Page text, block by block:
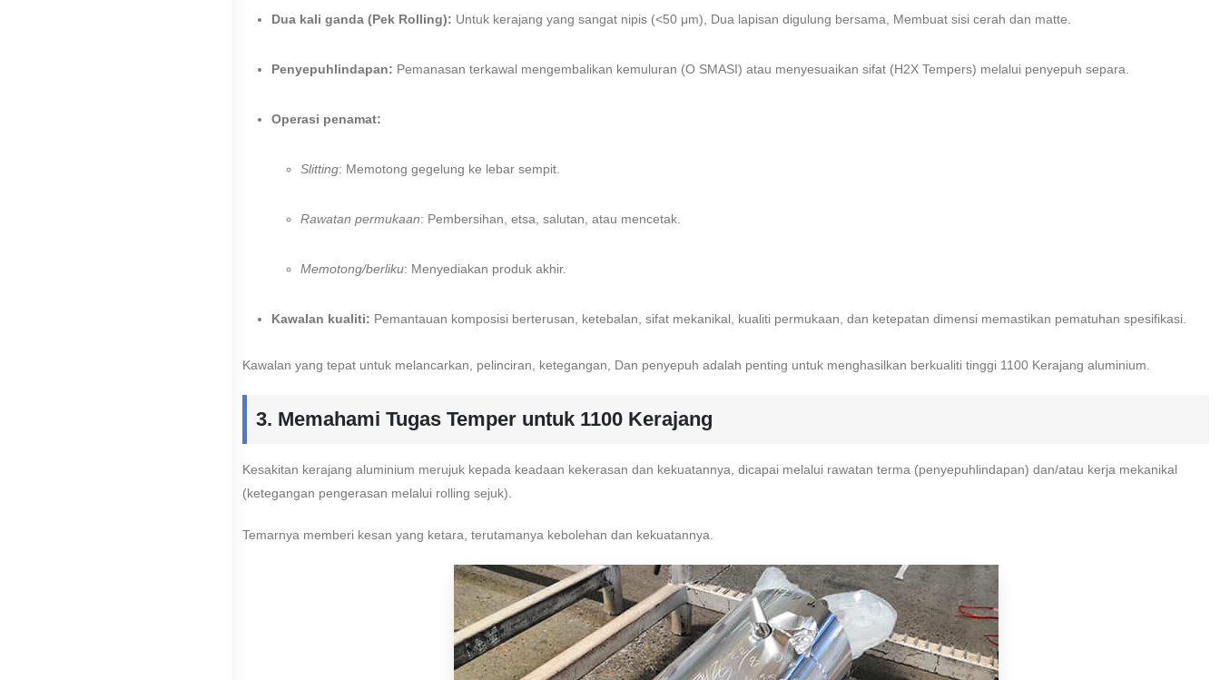
Dua kali ganda (Pek Rolling): Untuk kerajang yang sangat nipis (<50 μm), Dua lapisan digulung bersama, Membuat sisi cerah dan matte.
Penyepuhlindapan: Pemanasan terkawal mengembalikan kemuluran (O SMASI) atau menyesuaikan sifat (H2X Tempers) melalui penyepuh separa.
Operasi penamat:
Slitting: Memotong gegelung ke lebar sempit.
Rawatan permukaan: Pembersihan, etsa, salutan, atau mencetak.
Memotong/berliku: Menyediakan produk akhir.
Kawalan kualiti: Pemantauan komposisi berterusan, ketebalan, sifat mekanikal, kualiti permukaan, dan ketepatan dimensi memastikan pematuhan spesifikasi.
Kawalan yang tepat untuk melancarkan, pelinciran, ketegangan, Dan penyepuh adalah penting untuk menghasilkan berkualiti tinggi 1100 Kerajang aluminium.
3. Memahami Tugas Temper untuk 1100 Kerajang
Kesakitan kerajang aluminium merujuk kepada keadaan kekerasan dan kekuatannya, dicapai melalui rawatan terma (penyepuhlindapan) dan/atau kerja mekanikal
(ketegangan pengerasan melalui rolling sejuk).
Temarnya memberi kesan yang ketara, terutamanya kebolehan dan kekuatannya.